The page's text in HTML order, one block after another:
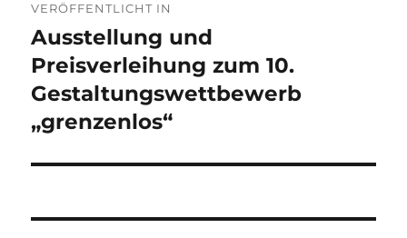
VERÖFFENTLICHT IN
Ausstellung und
Preisverleihung zum 10.
Gestaltungswettbewerb
„grenzenlos“